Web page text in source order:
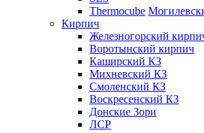
Thermocube
Кирпич
Железногорский
Воротынский кирпич
Каширский КЗ
Михневский КЗ
Смоленский КЗ
Воскресенский КЗ
Донские Зори
ЛСР